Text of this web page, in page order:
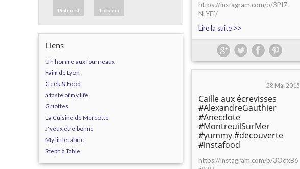
Pinterest Linkedin
Liens
Un homme aux fourneaux
Faim de Lyon
Geek & Food
a taste of my life
Griottes
La Cuisine de Mercotte
J'veux être bonne
My little fabric
Steph à Table
https://instagram.com/p/3PI7-
NLYFf/
Lire la suite >>
28 Mai 2015
Caille aux écrevisses
#AlexandreGauthier
#Anecdote
#MontreuilSurMer
#yummy #decouverte
#instafood
https://instagram.com/p/3OdxB6